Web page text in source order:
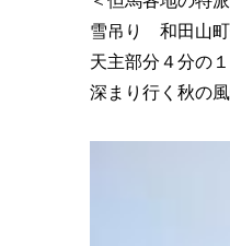
雪吊り 和田山町
天主部分４分の
深まり行く秋の